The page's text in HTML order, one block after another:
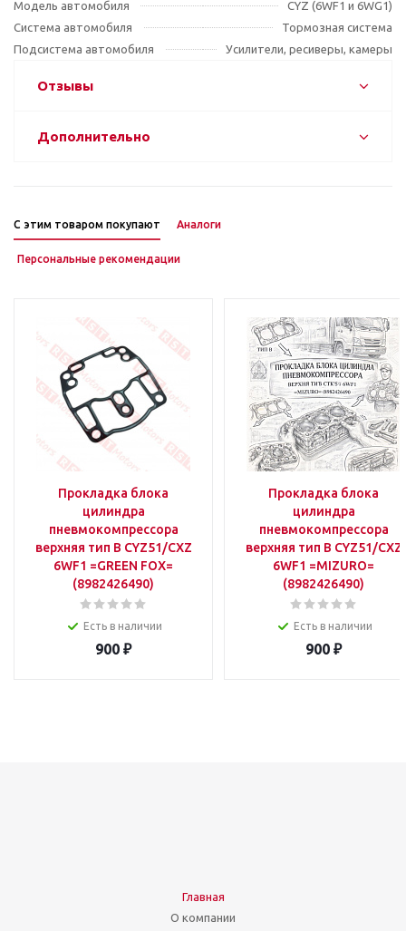
Модель автомобиля
CYZ (6WF1 и 6WG1)
Система автомобиля
Тормозная система
Подсистема автомобиля
Усилители, ресиверы, камеры
Отзывы
Дополнительно
С этим товаром покупают Аналоги
Персональные рекомендации
Прокладка блока
цилиндра
пневмокомпрессора
верхняя тип B CYZ51/CXZ
6WF1 =GREEN FOX=
(8982426490)
Есть в наличии
900 ₽
Прокладка блока
цилиндра
пневмокомпрессора
верхняя тип B CYZ51/CXZ
6WF1 =MIZURO=
(8982426490)
Есть в наличии
900 ₽
Главная
О компании